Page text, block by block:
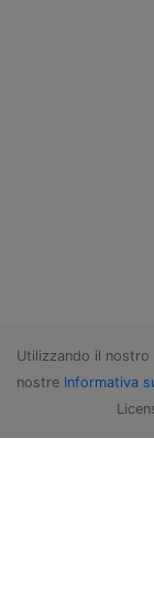
Utilizzando il
nostre Informativa